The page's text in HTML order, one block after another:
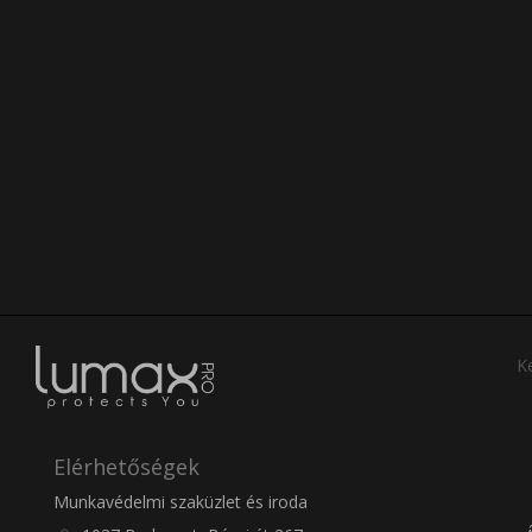
Elérhetőségek
Munkavédelmi szaküzlet és iroda